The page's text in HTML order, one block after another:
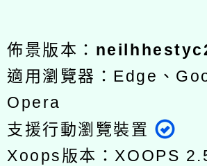
佈景版本：
適用瀏覽器：Edge、
Opera
支援行動瀏覽裝置
Xoops版本： XOOPS